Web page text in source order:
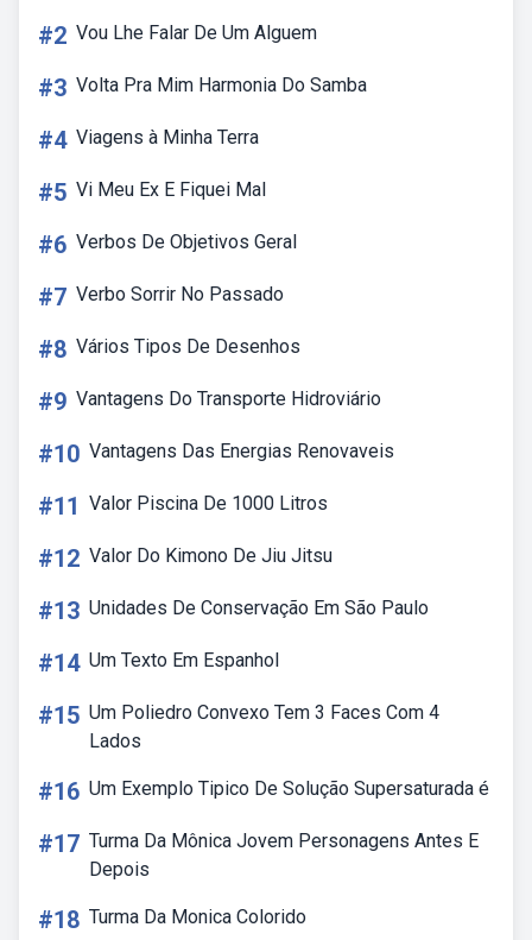
#2 Vou Lhe Falar De Um Alguem
#3 Volta Pra Mim Harmonia Do Samba
#4 Viagens à Minha Terra
#5 Vi Meu Ex E Fiquei Mal
#6 Verbos De Objetivos Geral
#7 Verbo Sorrir No Passado
#8 Vários Tipos De Desenhos
#9 Vantagens Do Transporte Hidroviário
#10 Vantagens Das Energias Renovaveis
#11 Valor Piscina De 1000 Litros
#12 Valor Do Kimono De Jiu Jitsu
#13 Unidades De Conservação Em São Paulo
#14 Um Texto Em Espanhol
#15 Um Poliedro Convexo Tem 3 Faces Com 4
Lados
#16 Um Exemplo Tipico De Solução Supersaturada é
#17 Turma Da Mônica Jovem Personagens Antes E
Depois
#18 Turma Da Monica Colorido